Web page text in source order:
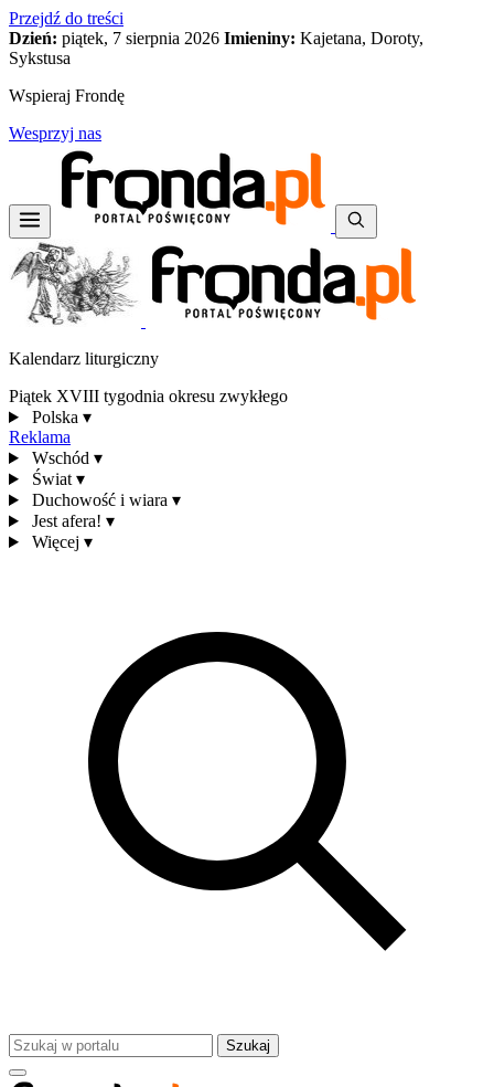
Przejdź do treści
Dzień: piątek, 7 sierpnia 2026 Imieniny: Kajetana, Doroty,
Sykstusa
Wspieraj Frondę
Wesprzyj nas
Kalendarz liturgiczny
Piątek XVIII tygodnia okresu zwykłego
Polska ▾
Reklama
Wschód ▾
Świat ▾
Duchowość i wiara ▾
Jest afera! ▾
Więcej ▾
Szukaj